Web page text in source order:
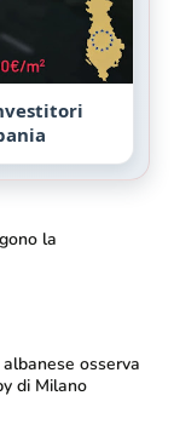
la
osserva
di Milano